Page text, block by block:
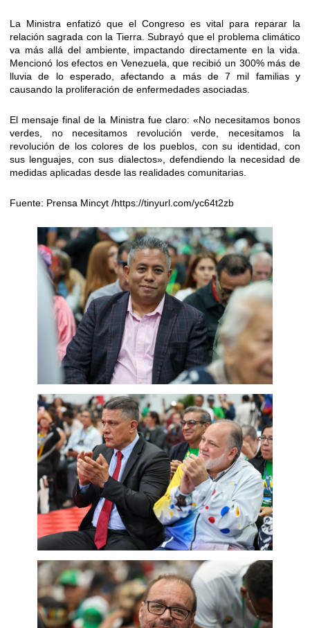
​La Ministra enfatizó que el Congreso es vital para reparar la
relación sagrada con la Tierra. Subrayó que el problema climático
va más allá del ambiente, impactando directamente en la vida.
Mencionó los efectos en Venezuela, que recibió un 300% más de
lluvia de lo esperado, afectando a más de 7 mil familias y
causando la proliferación de enfermedades asociadas.
​El mensaje final de la Ministra fue claro: «No necesitamos bonos
verdes, no necesitamos revolución verde, necesitamos la
revolución de los colores de los pueblos, con su identidad, con
sus lenguajes, con sus dialectos», defendiendo la necesidad de
medidas aplicadas desde las realidades comunitarias.
Fuente: ​Prensa Mincyt /https://tinyurl.com/yc64t2zb